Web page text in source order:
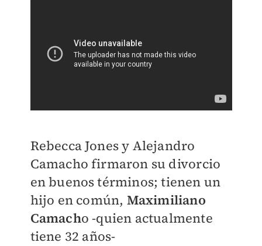
Rebecca Jones y Alejandro
Camacho firmaron su divorcio
en buenos términos; tienen un
hijo en común, Maximiliano
Camacho -quien actualmente
tiene 32 años-